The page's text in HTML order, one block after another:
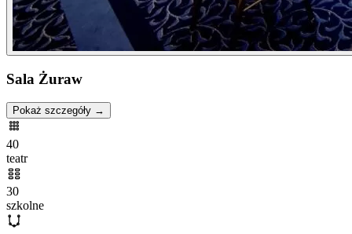
Sala Żuraw
Pokaż szczegóły →
40
teatr
30
szkolne